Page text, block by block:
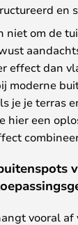
en
niet om de
effect dan
moderne
je je terras
hier een
vooral